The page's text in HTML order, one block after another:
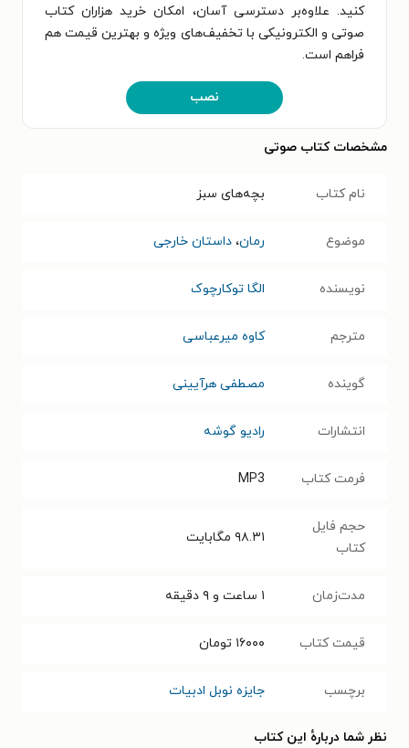
کنید. علاوه‌بر دسترسی آسان، امکان خرید هزاران کتاب
صوتی و الکترونیکی با تخفیف‌های ویژه و بهترین قیمت هم
فراهم است.
نصب
مشخصات کتاب صوتی
نام کتاب بچه‌های سبز
موضوع رمان، داستان خارجی
نویسنده الگا توکارچوک
مترجم کاوه میرعباسی
گوینده مصطفی هرآیینی
انتشارات رادیو گوشه
فرمت کتاب MP3
حجم فایل
کتاب
۹۸.۳۱ مگابایت
مدت‌زمان ۱ ساعت و ۹ دقیقه
قیمت کتاب ۱۶۰۰۰ تومان
برچسب جایزه نوبل ادبیات
نظر شما دربارهٔ این کتاب